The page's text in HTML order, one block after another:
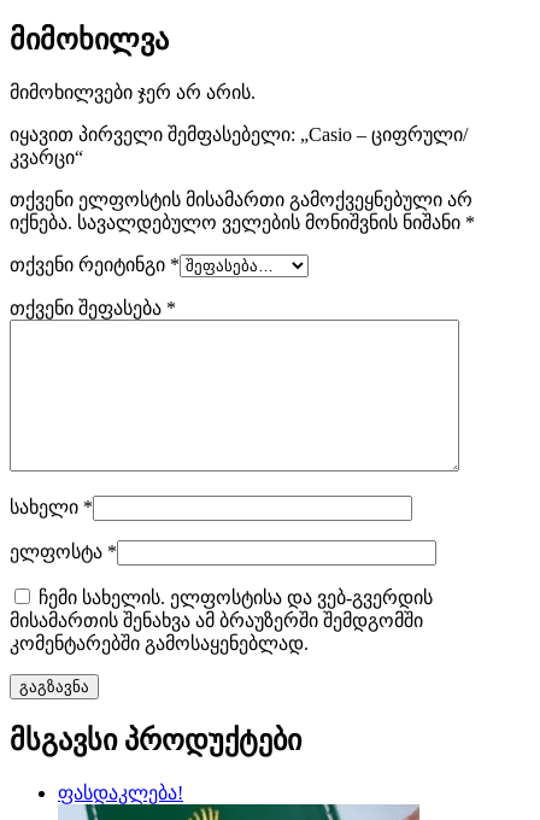
მიმოხილვა
მიმოხილვები ჯერ არ არის.
იყავით პირველი შემფასებელი: „Casio – ციფრული/
კვარცი“
თქვენი ელფოსტის მისამართი გამოქვეყნებული არ
იქნება. სავალდებულო ველების მონიშვნის ნიშანი *
თქვენი რეიტინგი *
თქვენი შეფასება *
სახელი *
ელფოსტა *
ჩემი სახელის. ელფოსტისა და ვებ-გვერდის
მისამართის შენახვა ამ ბრაუზერში შემდგომში
კომენტარებში გამოსაყენებლად.
მსგავსი პროდუქტები
ფასდაკლება!